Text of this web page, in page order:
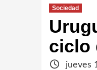
Sociedad
ciclo
jueves